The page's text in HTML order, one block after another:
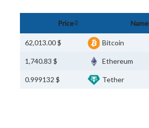
Name
Price
Bitcoin
$ 62,013.00
Ethereum
$ 1,740.83
Tether
$ 0.999132